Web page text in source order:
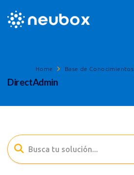
Home Base de Conocimientos
DirectAdmin